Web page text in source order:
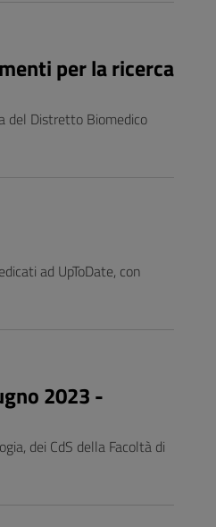
per la ricerca
del Distretto Biomedico
ad UpToDate, con
2023 -
dei CdS della Facoltà di